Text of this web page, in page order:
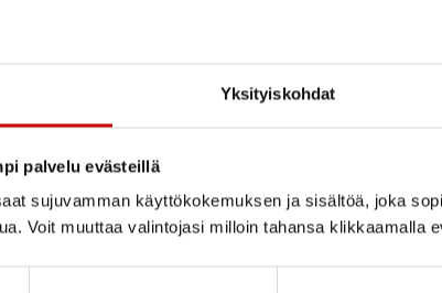
Yksityiskohdat
palvelu evästeillä
sujuvamman käyttökokemuksen ja sisältöä, joka
Voit muuttaa valintojasi milloin tahansa klikkaamalla
17
elo 17.00 Kaupunginsairaala kuntosali